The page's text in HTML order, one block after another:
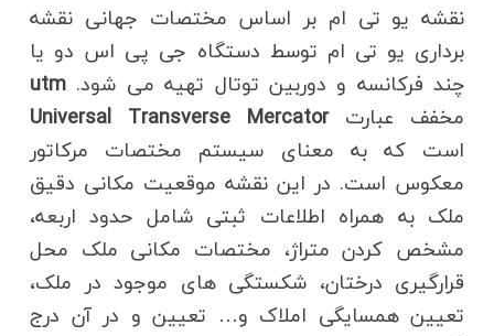
نقشه یو تی ام بر اساس مختصات جهانی نقشه
برداری یو تی ام توسط دستگاه جی پی اس دو یا
چند فرکانسه و دوربین توتال تهیه می شود. utm
مخفف عبارت Universal Transverse Mercator
است که به معنای سیستم مختصات مرکاتور
معکوس است. در این نقشه موقعیت مکانی دقیق
ملک به همراه اطلاعات ثبتی شامل حدود اربعه،
مشخص کردن متراژ، مختصات مکانی ملک محل
قرارگیری درختان، شکستگی های موجود در ملک،
تعیین همسایگی املاک و… تعیین و در آن درج